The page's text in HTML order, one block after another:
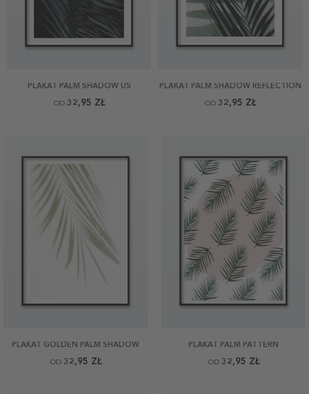
PLAKAT PALM SHADOW US
OD 32,95 ZŁ
PLAKAT PALM SHADOW REFLECTION
OD 32,95 ZŁ
PLAKAT GOLDEN PALM SHADOW
OD 32,95 ZŁ
PLAKAT PALM PATTERN
OD 32,95 ZŁ